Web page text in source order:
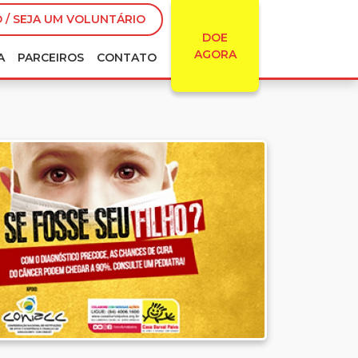
/ SEJA UM VOLUNTÁRIO
DOE
AGORA
PARCEIROS CONTATO